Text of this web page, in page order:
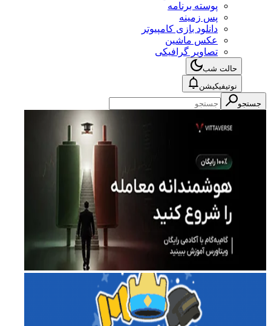
پوسته برنامه
پس زمینه
دانلود بازی کامپیوتر
عکس ماشین
تصاویر گرافیکی
حالت شب
نوتیفیکیشن
جستجو